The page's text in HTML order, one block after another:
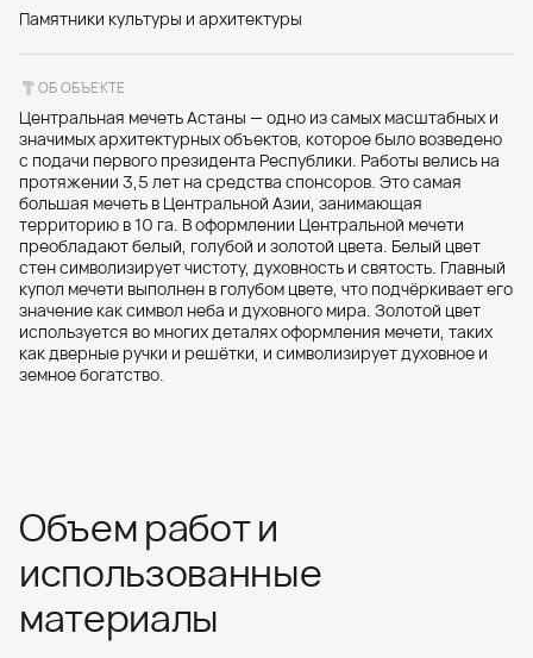
Памятники культуры и архитектуры
ОБ ОБЪЕКТЕ
Центральная мечеть Астаны — одно из самых масштабных и
значимых архитектурных объектов, которое было возведено
с подачи первого президента Республики. Работы велись на
протяжении 3,5 лет на средства спонсоров. Это самая
большая мечеть в Центральной Азии, занимающая
территорию в 10 га. В оформлении Центральной мечети
преобладают белый, голубой и золотой цвета. Белый цвет
стен символизирует чистоту, духовность и святость. Главный
купол мечети выполнен в голубом цвете, что подчёркивает его
значение как символ неба и духовного мира. Золотой цвет
используется во многих деталях оформления мечети, таких
как дверные ручки и решётки, и символизирует духовное и
земное богатство.
Объем работ и
использованные
материалы